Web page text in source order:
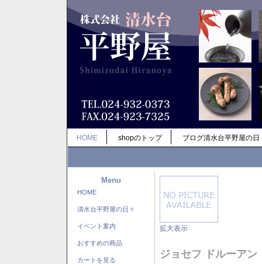
HOME shopのトップ ブログ清水台平野屋の日
Menu
HOME
清水台平野屋の日々
イベント案内
おすすめの商品
カートを見る
拡大表示
ジョセフ ドルーア